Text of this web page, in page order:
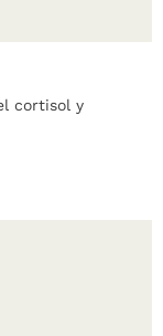
cortisol y